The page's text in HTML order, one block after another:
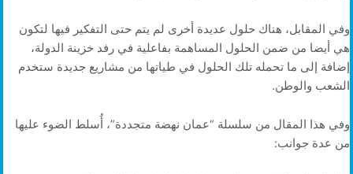
وفي المقابل، هناك حلول عديدة أخرى لم يتم حتى التفكير فيها لتكون
هي أيضا من ضمن الحلول المساهمة بفاعلية في رفد خزينة الدولة،
إضافة إلى ما تحمله تلك الحلول في طياتها من مشاريع جديدة ستخدم
الشعب والوطن.
وفي هذا المقال من سلسلة “عمان نهضة متجددة”، أُسلط الضوء عليها
من عدة جوانب: